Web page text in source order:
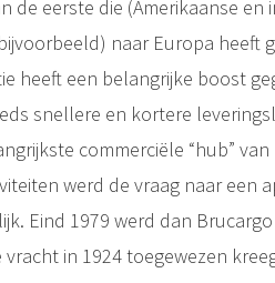
de eerste die (Amerikaanse en
naar Europa heeft
heeft een belangrijke boost
snellere en kortere
commerciële “hub”
werd de vraag naar een
Eind 1979 werd dan
in 1924 toegewezen